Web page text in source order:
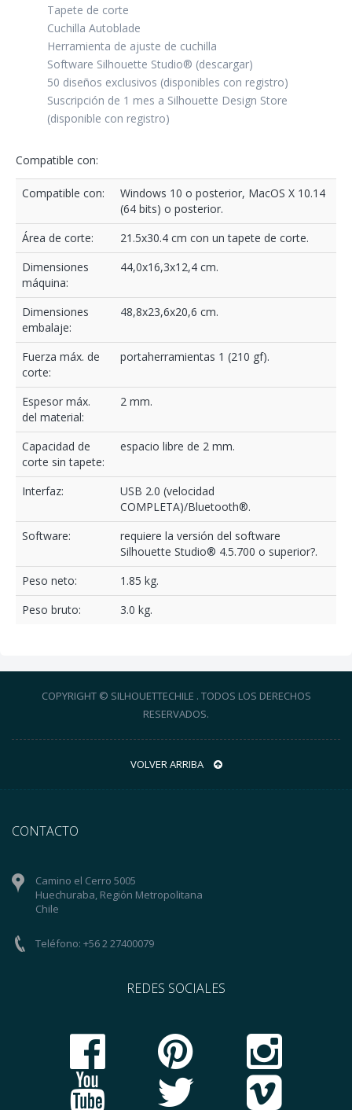
Tapete de corte
Cuchilla Autoblade
Herramienta de ajuste de cuchilla
Software Silhouette Studio® (descargar)
50 diseños exclusivos (disponibles con registro)
Suscripción de 1 mes a Silhouette Design Store
(disponible con registro)
Compatible con:
Compatible con:
Windows 10 o posterior, MacOS X 10.14
(64 bits) o posterior.
Área de corte:
21.5x30.4 cm con un tapete de corte.
Dimensiones
máquina:
44,0x16,3x12,4 cm.
Dimensiones
embalaje:
48,8x23,6x20,6 cm.
Fuerza máx. de
corte:
portaherramientas 1 (210 gf).
Espesor máx.
del material:
2 mm.
Capacidad de
corte sin tapete:
espacio libre de 2 mm.
Interfaz:
USB 2.0 (velocidad
COMPLETA)/Bluetooth®.
Software:
requiere la versión del software
Silhouette Studio® 4.5.700 o superior?.
Peso neto:
1.85 kg.
Peso bruto:
3.0 kg.
COPYRIGHT © SILHOUETTECHILE . TODOS LOS DERECHOS
RESERVADOS.
VOLVER ARRIBA
CONTACTO
Camino el Cerro 5005
Huechuraba, Región Metropolitana
Chile
Teléfono: +56 2 27400079
REDES SOCIALES